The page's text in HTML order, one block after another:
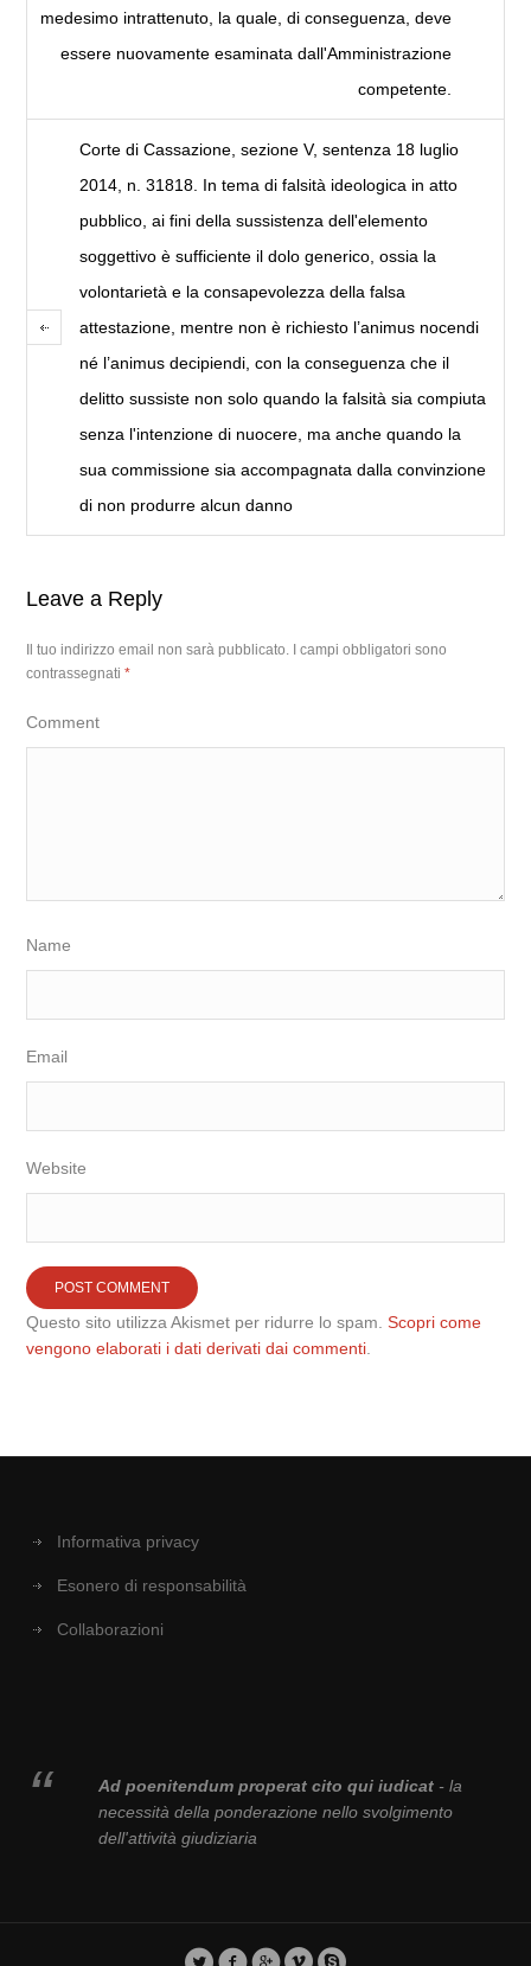
medesimo intrattenuto, la quale, di conseguenza, deve
essere nuovamente esaminata dall'Amministrazione
competente.
Corte di Cassazione, sezione V, sentenza 18 luglio
2014, n. 31818. In tema di falsità ideologica in atto
pubblico, ai fini della sussistenza dell'elemento
soggettivo è sufficiente il dolo generico, ossia la
volontarietà e la consapevolezza della falsa
attestazione, mentre non è richiesto l’animus nocendi
né l’animus decipiendi, con la conseguenza che il
delitto sussiste non solo quando la falsità sia compiuta
senza l'intenzione di nuocere, ma anche quando la
sua commissione sia accompagnata dalla convinzione
di non produrre alcun danno
Leave a Reply
Il tuo indirizzo email non sarà pubblicato. I campi obbligatori sono
contrassegnati*
Comment
Name
Email
Website
Questo sito utilizza Akismet per ridurre lo spam.Scopri come
vengono elaborati i dati derivati dai commenti
Informativa privacy
Esonero di responsabilità
Collaborazioni
Ad poenitendum properat cito qui iudicat- la
necessità della ponderazione nello svolgimento
dell'attività giudiziaria